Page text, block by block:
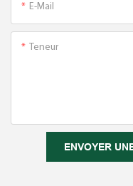
E-Mail
Teneur
ENVOYER